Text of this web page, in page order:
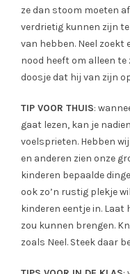
ze dan stoom moeten
verdrietig kunnen zijn
van hebben. Neel zoekt
nood heeft om alleen
doosje dat hij van zijn
TIP VOOR THUIS:
gaat lezen, kan je
voelsprieten. Hebben
en anderen zien onze
kinderen bepaalde
ook zo’n rustig plekje
kinderen eentje in.
zou kunnen brengen.
zoals Neel. Steek daar